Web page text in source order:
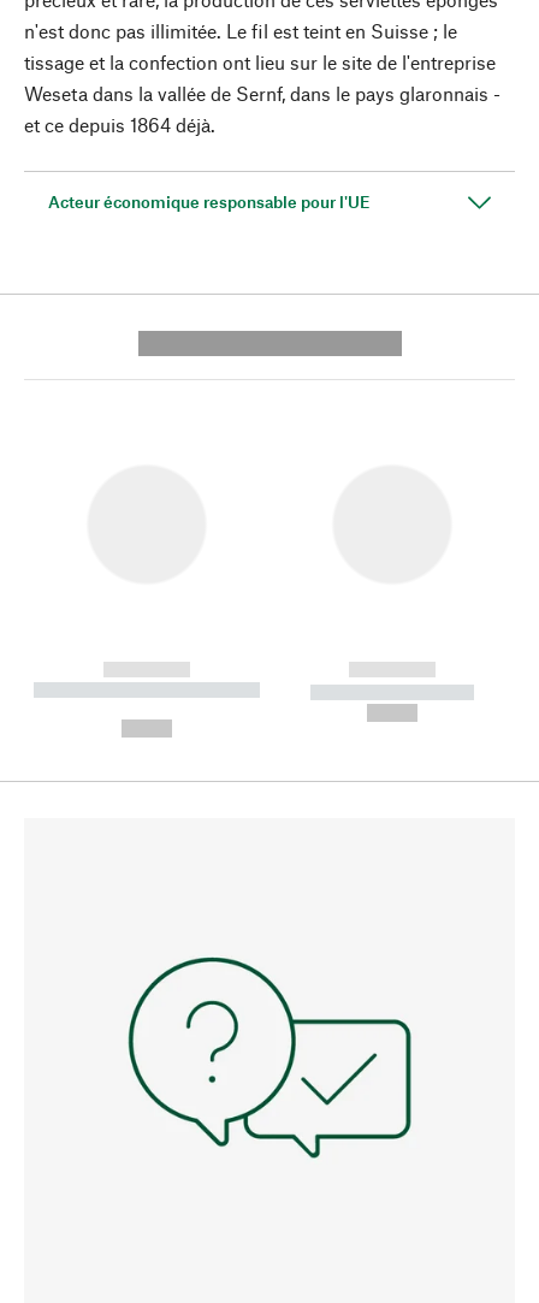
n'est donc pas illimitée. Le fil est teint en Suisse ; le
tissage et la confection ont lieu sur le site de l'entreprise
Weseta dans la vallée de Sernf, dans le pays glaronnais -
et ce depuis 1864 déjà.
Acteur économique responsable pour l'UE
------------
----------- ----------- --------
------------
----------- -----------